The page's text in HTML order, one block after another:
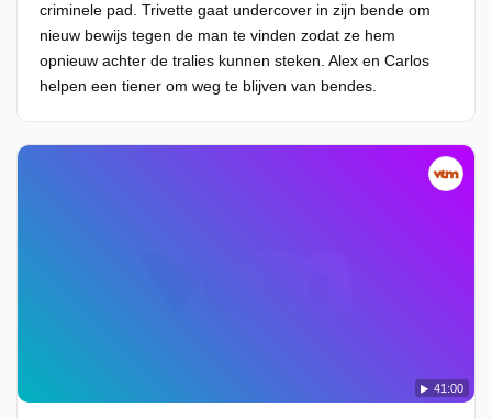
criminele pad. Trivette gaat undercover in zijn bende om
nieuw bewijs tegen de man te vinden zodat ze hem
opnieuw achter de tralies kunnen steken. Alex en Carlos
helpen een tiener om weg te blijven van bendes.
41:00